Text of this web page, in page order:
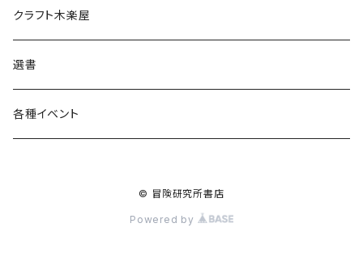
食料品
その他
書籍
ウェア
クラフト木楽屋
選書
各種イベント
© 冒険研究所書店
Powered by